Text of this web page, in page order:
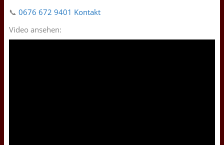
📞 0676 672 9401 Kontakt
Video ansehen: